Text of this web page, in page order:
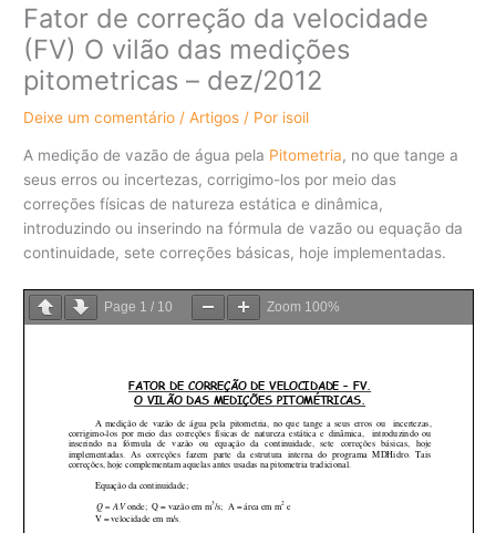
Fator de correção da velocidade
(FV) O vilão das medições
pitometricas – dez/2012
Deixe um comentário /Artigos / Por isoil
A medição de vazão de água pela Pitometria, no que tange a
seus erros ou incertezas, corrigimo-los por meio das
correções físicas de natureza estática e dinâmica,
introduzindo ou inserindo na fórmula de vazão ou equação da
continuidade, sete correções básicas, hoje implementadas.
Page 1 / 10 Zoom 100%